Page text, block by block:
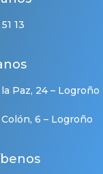
13
Paz, 24 – Logroño
6 – Logroño